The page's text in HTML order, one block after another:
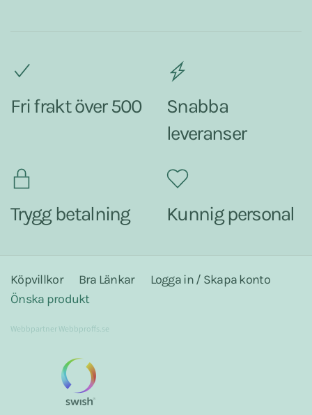
Fri frakt över 500
Snabba
leveranser
Trygg betalning Kunnig personal
Köpvillkor Bra Länkar
Logga in / Skapa konto
Önska produkt
WebbpartnerWebbproffs.se